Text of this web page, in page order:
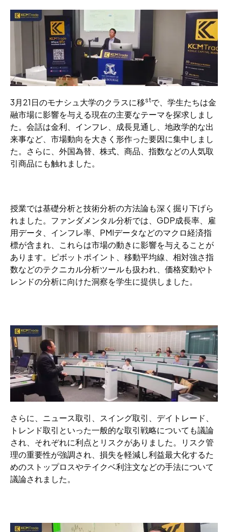
3月21日のモナシュ大学のクラスに移stで、学生たちは金
融市場に影響を与える現在の主要なテーマを探求しまし
た。会話は金利、インフレ、成長見通し、地政学的な出
来事など、市場動向を大きく形作った要因に集中しまし
た。さらに、外国為替、株式、商品、指数などの人気取
引商品にも触れました。
授業では基礎分析と技術分析の方法論も深く掘り下げら
れました。ファンダメンタル分析では、GDP成長率、雇
用データ、インフレ率、PMIデータなどのマクロ経済指
標が含まれ、これらは市場の動きに影響を与えることが
あります。ピボットポイント、移動平均線、相対強さ指
数などのテクニカル分析ツールも扱われ、価格変動やト
レンドの分析に向けた洞察を学生に提供しました。
さらに、ニュース取引、スイング取引、デイトレード、
トレンド取引といった一般的な取引戦略についても議論
され、それぞれに利点とリスクがありました。リスク管
理の重要性が強調され、損失を軽減し利益最大化するた
めのストップロスやテイクベ利注文などの手法について
議論されました。